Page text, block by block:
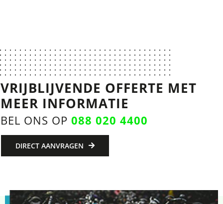
VRIJBLIJVENDE OFFERTE MET
MEER INFORMATIE
BEL ONS OP088 020 4400
DIRECT AANVRAGEN